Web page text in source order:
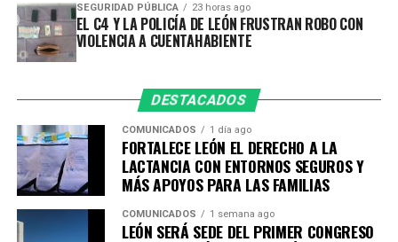
Asimismo, refrendó el compromiso del Gobierno
Municipal para seguir impulsando políticas que
fortalezcan el desarrollo económico mediante la
vinculación entre empresas y academia, así como la
innovación y el crecimiento de las empresas locales.
Por su parte, el presidente de APIMEX, Mauricio Ruíz
Campos, señaló que la industria vive un momento
estrategias para mantener la competitividad.
SEGURIDAD PÚBLICA 23 horas ago
EL C4 Y LA POLICÍA DE LEÓN FRUSTRAN ROBO CON
VIOLENCIA A CUENTAHABIENTE
DESTACADOS
COMUNICADOS 1 día ago
FORTALECE LEÓN EL DERECHO A LA
LACTANCIA CON ENTORNOS SEGUROS Y
MÁS APOYOS PARA LAS FAMILIAS
COMUNICADOS 1 semana ago
LEÓN SERÁ SEDE DEL PRIMER CONGRESO